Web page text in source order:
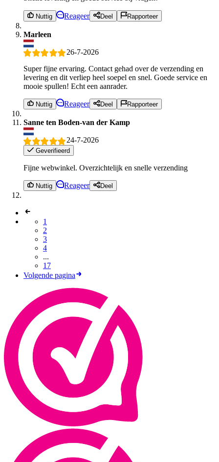
Nuttig Reageer Deel Rapporteer
Marleen
26-7-2026
Super fijne ervaring. Contact gehad over de verzending en
levering en dit verliep heel soepel en snel. Goede service en
mooie spullen! Echt een aanrader.
Nuttig Reageer Deel Rapporteer
Sanne ten Boden-van der Kamp
24-7-2026
Geverifieerd
Fijne webwinkel. Overzichtelijk en snelle verzending
Nuttig Reageer Deel
1
2
3
4
...
17
Volgende pagina